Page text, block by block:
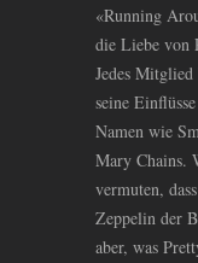
«Running
die Liebe von
Jedes
seine
Namen wie
Mary Chains.
vermuten,
Zeppelin der
aber, was